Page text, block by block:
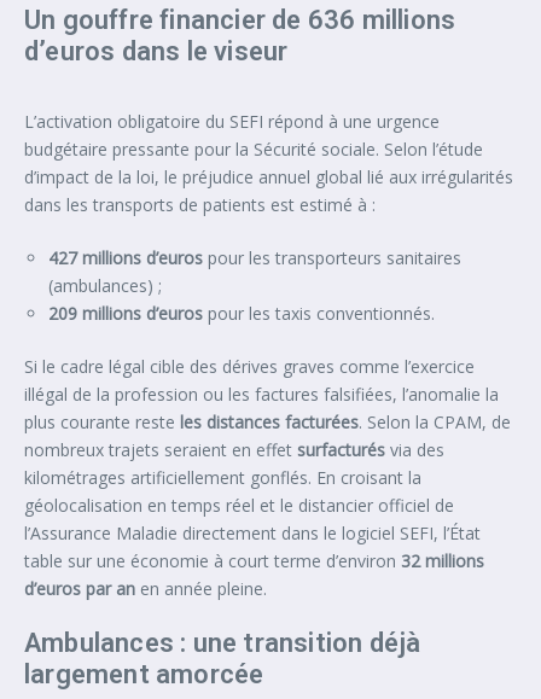
Un gouffre financier de 636 millions
d’euros dans le viseur
L’activation obligatoire du SEFI répond à une urgence
budgétaire pressante pour la Sécurité sociale. Selon l’étude
d’impact de la loi, le préjudice annuel global lié aux irrégularités
dans les transports de patients est estimé à :
427 millions d’euros pour les transporteurs sanitaires
(ambulances) ;
209 millions d’euros pour les taxis conventionnés.
Si le cadre légal cible des dérives graves comme l’exercice
illégal de la profession ou les factures falsifiées, l’anomalie la
plus courante reste les distances facturées. Selon la CPAM, de
nombreux trajets seraient en effet surfacturés via des
kilométrages artificiellement gonflés. En croisant la
géolocalisation en temps réel et le distancier officiel de
l’Assurance Maladie directement dans le logiciel SEFI, l’État
table sur une économie à court terme d’environ 32 millions
d’euros par an en année pleine.
Ambulances : une transition déjà
largement amorcée